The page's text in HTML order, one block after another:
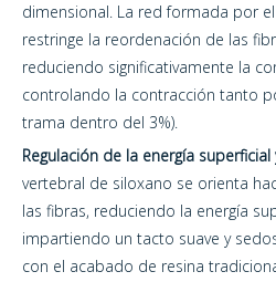
dimensional. La red formada por
restringe la reordenación de las
reduciendo significativamente la
controlando la contracción tanto
trama dentro del 3%).
Regulación de la energía superficial
vertebral de siloxano se orienta
las fibras, reduciendo la energía
impartiendo un tacto suave y
con el acabado de resina